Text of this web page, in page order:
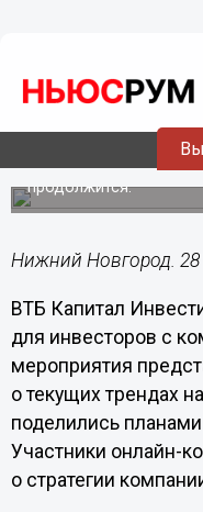
ВТБ Капитал
компании
в текущих
Переток рекламных
продолжится.
Нижний Новгород. 28
ВТБ Капитал
для инвесторов с
мероприятия
о текущих трендах
поделились
Участники онлайн-
о стратегии